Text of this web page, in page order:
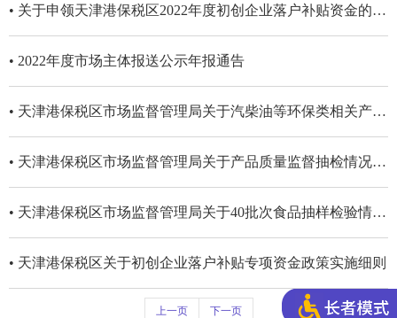
• 关于申领天津港保税区2022年度初创企业落户补贴资金的通知
• 2022年度市场主体报送公示年报通告
• 天津港保税区市场监督管理局关于汽柴油等环保类相关产品质量监督抽检情况的通告
• 天津港保税区市场监督管理局关于产品质量监督抽检情况的通告（第一批）
• 天津港保税区市场监督管理局关于40批次食品抽样检验情况的通告
• 天津港保税区关于初创企业落户补贴专项资金政策实施细则
上一页 下一页